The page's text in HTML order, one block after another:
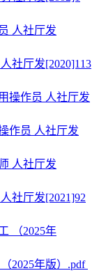
社厅发[2020]113
作员 人社厅发
社厅发[2021]92
2025年版）.pdf